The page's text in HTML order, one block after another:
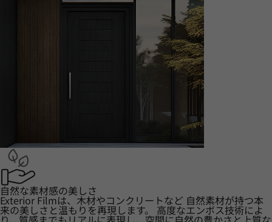
自然な素材感の美しさ
Exterior Filmは、木材やコンクリートなど 自然素材が持つ本
来の美しさと温もりを再現します。 高度なエンボス技術によ